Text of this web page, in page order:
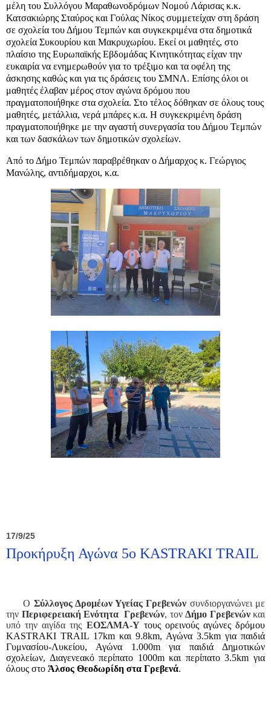
μέλη του Συλλόγου Μαραθωνοδρόμων Νομού Λάρισας κ.κ.
Κατσακιώρης Σταύρος και Γούλας Νίκος συμμετείχαν στη δράση
σε σχολεία του Δήμου Τεμπών και συγκεκριμένα στα δημοτικά
σχολεία Συκουρίου και Μακρυχωρίου. Εκεί οι μαθητές, στο
πλαίσιο της Ευρωπαϊκής Εβδομάδας Κινητικότητας είχαν την
ευκαιρία να ενημερωθούν για το τρέξιμο και τα οφέλη της
άσκησης καθώς και για τις δράσεις του ΣΜΝΛ. Επίσης όλοι οι
μαθητές έλαβαν μέρος στον αγώνα δρόμου που
πραγματοποιήθηκε στα σχολεία. Στο τέλος δόθηκαν σε όλους τους
μαθητές, μετάλλια, νερά μπάρες κ.α. Η συγκεκριμένη δράση
πραγματοποιήθηκε με την αγαστή συνεργασία του Δήμου Τεμπών
και των δασκάλων των δημοτικών σχολείων.
Από το Δήμο Τεμπών παραβρέθηκαν ο Δήμαρχος κ. Γεώργιος
Μανώλης, αντιδήμαρχοι, κ.α.
17/9/25
Προκήρυξη Αγώνα 5ο KASTRAKI TRAIL
Ο Σύλλογος Δρομέων Υγείας Γρεβενών συνδιοργανώνει με
την Περιφερειακή Ενότητα Γρεβενών, τον Δήμο Γρεβενώνκαι
υπό την αιγίδα της ΕΟΣΛΜΑ-Υτους ορεινούς αγώνες δρόμου
KASTRAKI TRAIL 17km και 9.8km, Αγώνα 3.5km για παιδιά
Γυμνασίου-Λυκείου, Αγώνα 1.000mγια παιδιά Δημοτικών
σχολείων, Διαγενεακό περίπατο 1000m και περίπατο 3.5km για
όλους στο Άλσος Θεοδωρίδη στα Γρεβενά.